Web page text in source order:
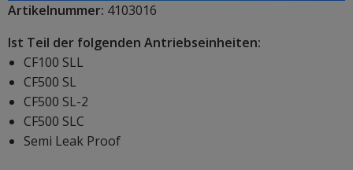
Artikelnummer: 4103016
Ist Teil der folgenden Antriebseinheiten:
CF100 SLL
CF500 SL
CF500 SL-2
CF500 SLC
Semi Leak Proof